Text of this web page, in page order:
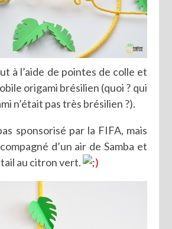
à l’aide de pointes de colle et
origami brésilien (quoi ? qui
n’était pas très brésilien ?).
sponsorisé par la FIFA, mais
d’un air de Samba et
au citron vert.